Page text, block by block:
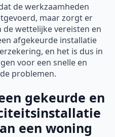
de werkzaamheden
maar zorgt er
wettelijke vereisten en
afgekeurde installatie
en het is dus in
voor een snelle en
problemen.
gekeurde en
een woning